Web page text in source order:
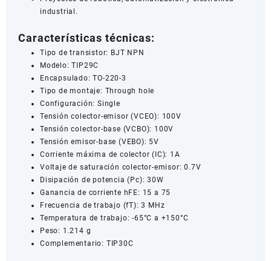
industrial.
Características técnicas:
Tipo de transistor: BJT NPN
Modelo: TIP29C
Encapsulado: TO-220-3
Tipo de montaje: Through hole
Configuración: Single
Tensión colector-emisor (VCEO): 100V
Tensión colector-base (VCBO): 100V
Tensión emisor-base (VEBO): 5V
Corriente máxima de colector (IC): 1A
Voltaje de saturación colector-emisor: 0.7V
Disipación de potencia (Pc): 30W
Ganancia de corriente hFE: 15 a 75
Frecuencia de trabajo (fT): 3 MHz
Temperatura de trabajo: -65°C a +150°C
Peso: 1.214 g
Complementario: TIP30C